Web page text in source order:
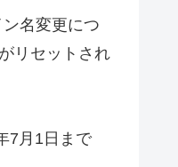
名変更につ
リセットされ
7月1日まで